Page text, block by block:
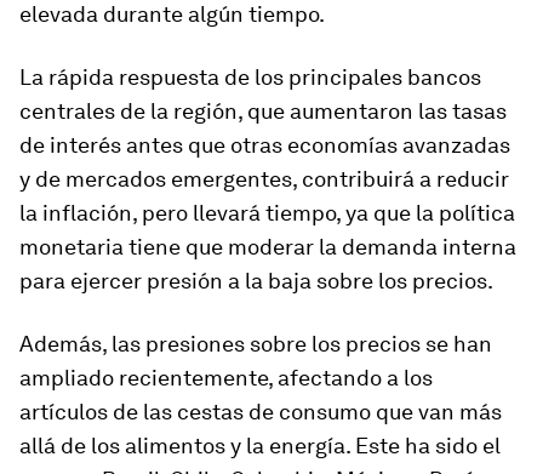
elevada durante algún tiempo.
La rápida respuesta de los principales bancos
centrales de la región, que aumentaron las tasas
de interés antes que otras economías avanzadas
y de mercados emergentes, contribuirá a reducir
la inflación, pero llevará tiempo, ya que la política
monetaria tiene que moderar la demanda interna
para ejercer presión a la baja sobre los precios.
Además, las presiones sobre los precios se han
ampliado recientemente, afectando a los
artículos de las cestas de consumo que van más
allá de los alimentos y la energía. Este ha sido el